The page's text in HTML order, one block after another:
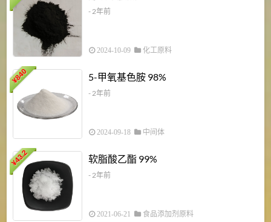
- 2年前
2024-10-09 化工原料
¥
840 5-甲氧基色胺 98%
- 2年前
2024-09-18 中间体
¥
43.2 软脂酸乙酯 99%
- 2年前
2021-06-21 食品添加剂原料